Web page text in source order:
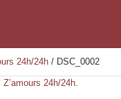
24h/24h / DSC_0002
Z’amours 24h/24h.